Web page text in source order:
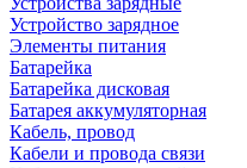
Устройство зарядное
Элементы питания
Батарейка
Батарейка дисковая
Батарея аккумуляторная
Кабель, провод
Кабели и провода связи